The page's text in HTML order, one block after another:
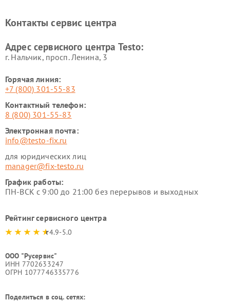
Контакты сервис центра
Адрес сервисного центра Testo:
г. Нальчик, просп. Ленина, 3
Горячая линия:
+7 (800) 301-55-83
Контактный телефон:
8 (800) 301-55-83
Электронная почта:
info@testo-fix.ru
для юридических лиц
manager@fix-testo.ru
График работы:
ПН-ВСК с 9:00 до 21:00 без перерывов и выходных
Рейтинг сервисного центра
4.9-5.0
ООО "Русервис"
ИНН 7702633247
ОГРН 1077746335776
Поделиться в соц. сетях: